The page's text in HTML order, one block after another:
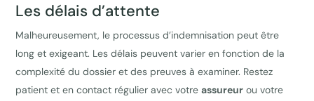
Les délais d’attente
Malheureusement, le processus d’indemnisation peut être
long et exigeant. Les délais peuvent varier en fonction de la
complexité du dossier et des preuves à examiner. Restez
patient et en contact régulier avec votreassureur ou votre